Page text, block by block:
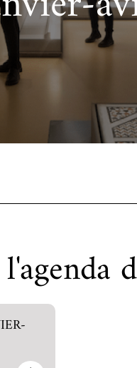
arabes
pédagogique
exhibition